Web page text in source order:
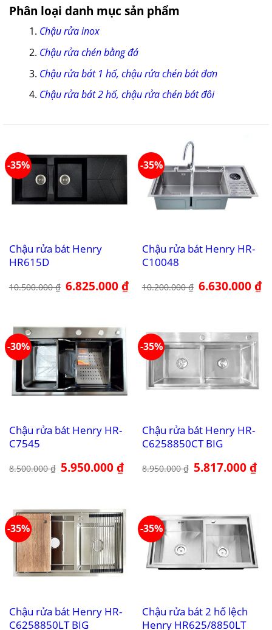
Phân loại danh mục sản phẩm
Chậu rửa inox
Chậu rửa chén bằng đá
Chậu rửa bát 1 hố, chậu rửa chén bát đơn
Chậu rửa bát 2 hố, chậu rửa chén bát đôi
-35%
Chậu rửa bát Henry
HR615D
10.500.000₫ Giá
gốc
6.825.000₫Giá
hiện
-35%
Chậu rửa bát Henry HR-
C10048
10.200.000₫ Giá
gốc
6.630.000₫
-30%
Chậu rửa bát Henry HR-
C7545
8.500.000₫ Giá
gốc
5.950.000₫Giá
hiện
-35%
Chậu rửa bát Henry HR-
C6258850CT BIG
8.950.000₫ Giá
gốc
5.817.000₫Giá
-35%
Chậu rửa bát Henry HR-
C6258850LT BIG
-35%
Chậu rửa bát 2 hố lệch
Henry HR625/8850LT